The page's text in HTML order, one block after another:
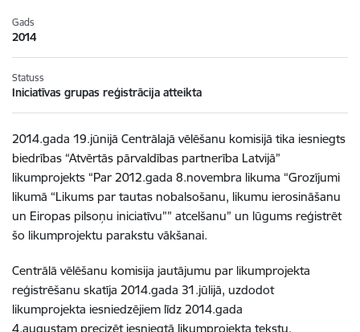
Gads
2014
Statuss
Iniciatīvas grupas reģistrācija atteikta
2014.gada 19.jūnijā Centrālajā vēlēšanu komisijā tika iesniegts
biedrības “Atvērtās pārvaldības partnerība Latvijā”
likumprojekts “Par 2012.gada 8.novembra likuma “Grozījumi
likumā “Likums par tautas nobalsošanu, likumu ierosināšanu
un Eiropas pilsoņu iniciatīvu”” atcelšanu” un lūgums reģistrēt
šo likumprojektu parakstu vākšanai.
Centrālā vēlēšanu komisija jautājumu par likumprojekta
reģistrēšanu skatīja 2014.gada 31.jūlijā, uzdodot
likumprojekta iesniedzējiem līdz 2014.gada
4.augustam precizēt iesniegtā likumprojekta tekstu.